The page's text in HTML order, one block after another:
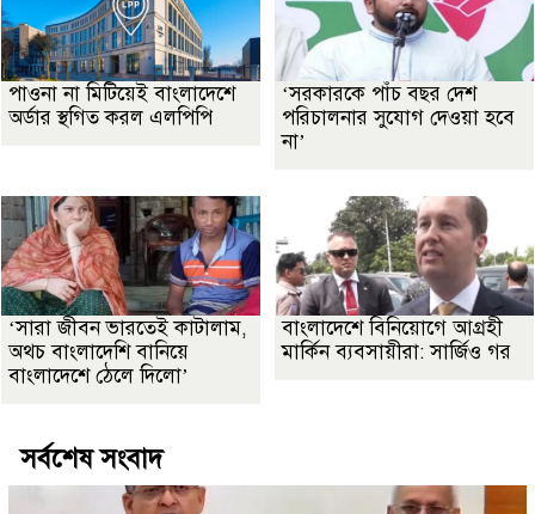
পাওনা না মিটিয়েই বাংলাদেশে
অর্ডার স্থগিত করল এলপিপি
‘সরকারকে পাঁচ বছর দেশ
পরিচালনার সুযোগ দেওয়া হবে
না’
‘সারা জীবন ভারতেই কাটালাম,
অথচ বাংলাদেশি বানিয়ে
বাংলাদেশে ঠেলে দিলো’
বাংলাদেশে বিনিয়োগে আগ্রহী
মার্কিন ব্যবসায়ীরা: সার্জিও গর
সর্বশেষ সংবাদ